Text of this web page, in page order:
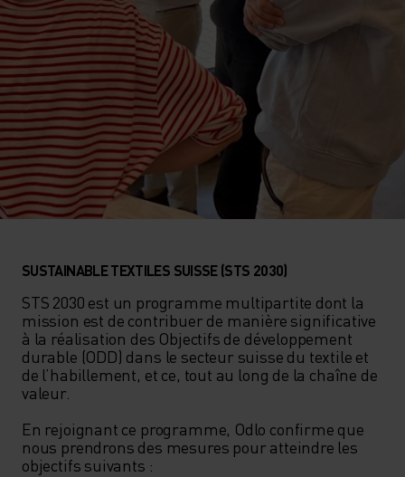
SUSTAINABLE TEXTILES SUISSE (STS 2030)
STS 2030 est un programme multipartite dont la
mission est de contribuer de manière significative
à la réalisation des Objectifs de développement
durable (ODD) dans le secteur suisse du textile et
de l’habillement, et ce, tout au long de la chaîne de
valeur.
En rejoignant ce programme, Odlo confirme que
nous prendrons des mesures pour atteindre les
objectifs suivants :